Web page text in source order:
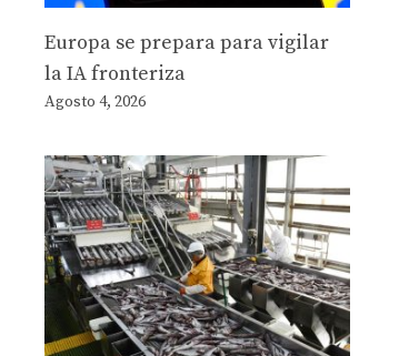
Europa se prepara para vigilar
la IA fronteriza
Agosto 4, 2026